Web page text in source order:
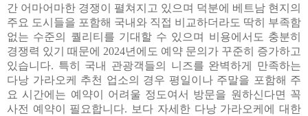
간 어마어마한 경쟁이 펼쳐지고 있으며 덕분에 베트남 현지의
주요 도시들을 포함해 국내와 직접 비교하더라도 딱히 부족함
없는 수준의 퀄리티를 기대할 수 있으며 비용에서도 충분히
경쟁력 있기 때문에 2024년에도 예약 문의가 꾸준히 증가하고
있습니다. 특히 국내 관광객들의 니즈를 완벽하게 만족하는
다낭 가라오케 추천 업소의 경우 평일이나 주말을 포함해 주
요 시간에는 예약이 어려울 정도여서 방문을 원하신다면 꼭
사전 예약이 필요합니다. 보다 자세한 다낭 가라오케에 대한